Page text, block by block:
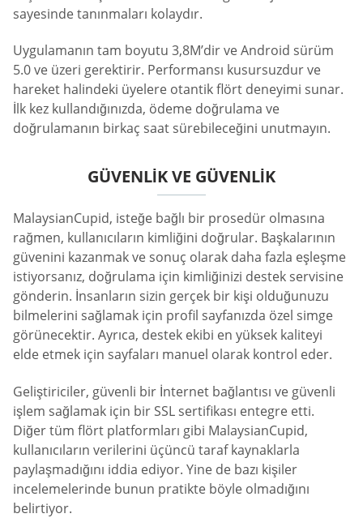
sayesinde tanınmaları kolaydır.
Uygulamanın tam boyutu 3,8M’dir ve Android sürüm
5.0 ve üzeri gerektirir. Performansı kusursuzdur ve
hareket halindeki üyelere otantik flört deneyimi sunar.
İlk kez kullandığınızda, ödeme doğrulama ve
doğrulamanın birkaç saat sürebileceğini unutmayın.
GÜVENLIK VE GÜVENLIK
MalaysianCupid, isteğe bağlı bir prosedür olmasına
rağmen, kullanıcıların kimliğini doğrular. Başkalarının
güvenini kazanmak ve sonuç olarak daha fazla eşleşme
istiyorsanız, doğrulama için kimliğinizi destek servisine
gönderin. İnsanların sizin gerçek bir kişi olduğunuzu
bilmelerini sağlamak için profil sayfanızda özel simge
görünecektir. Ayrıca, destek ekibi en yüksek kaliteyi
elde etmek için sayfaları manuel olarak kontrol eder.
Geliştiriciler, güvenli bir İnternet bağlantısı ve güvenli
işlem sağlamak için bir SSL sertifikası entegre etti.
Diğer tüm flört platformları gibi MalaysianCupid,
kullanıcıların verilerini üçüncü taraf kaynaklarla
paylaşmadığını iddia ediyor. Yine de bazı kişiler
incelemelerinde bunun pratikte böyle olmadığını
belirtiyor.